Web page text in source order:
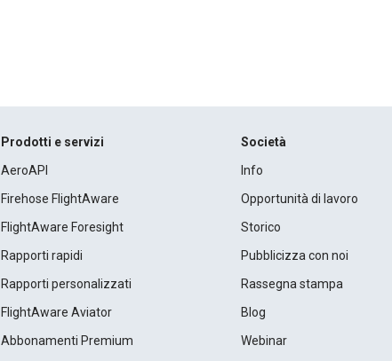
Prodotti e servizi
AeroAPI
Firehose FlightAware
FlightAware Foresight
Rapporti rapidi
Rapporti personalizzati
FlightAware Aviator
Abbonamenti Premium
Società
Info
Opportunità di lavoro
Storico
Pubblicizza con noi
Rassegna stampa
Blog
Webinar